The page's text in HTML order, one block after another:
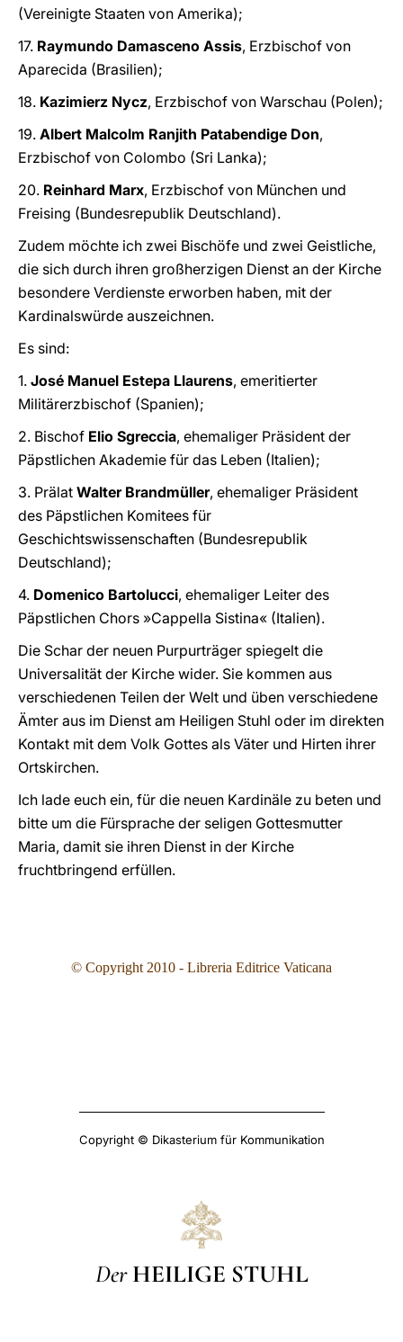
(Vereinigte Staaten von Amerika);
17. Raymundo Damasceno Assis, Erzbischof von
Aparecida (Brasilien);
18. Kazimierz Nycz, Erzbischof von Warschau (Polen);
19. Albert Malcolm Ranjith Patabendige Don,
Erzbischof von Colombo (Sri Lanka);
20. Reinhard Marx, Erzbischof von München und
Freising (Bundesrepublik Deutschland).
Zudem möchte ich zwei Bischöfe und zwei Geistliche,
die sich durch ihren großherzigen Dienst an der Kirche
besondere Verdienste erworben haben, mit der
Kardinalswürde auszeichnen.
Es sind:
1. José Manuel Estepa Llaurens, emeritierter
Militärerzbischof (Spanien);
2. Bischof Elio Sgreccia, ehemaliger Präsident der
Päpstlichen Akademie für das Leben (Italien);
3. Prälat Walter Brandmüller, ehemaliger Präsident
des Päpstlichen Komitees für
Geschichtswissenschaften (Bundesrepublik
Deutschland);
4. Domenico Bartolucci, ehemaliger Leiter des
Päpstlichen Chors »Cappella Sistina« (Italien).
Die Schar der neuen Purpurträger spiegelt die
Universalität der Kirche wider. Sie kommen aus
verschiedenen Teilen der Welt und üben verschiedene
Ämter aus im Dienst am Heiligen Stuhl oder im direkten
Kontakt mit dem Volk Gottes als Väter und Hirten ihrer
Ortskirchen.
Ich lade euch ein, für die neuen Kardinäle zu beten und
bitte um die Fürsprache der seligen Gottesmutter
Maria, damit sie ihren Dienst in der Kirche
fruchtbringend erfüllen.
© Copyright 2010 - Libreria Editrice Vaticana
Copyright © Dikasterium für Kommunikation
Der HEILIGE STUHL